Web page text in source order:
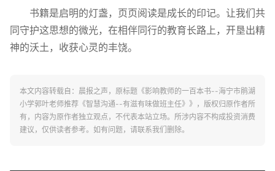
书籍是启明的灯盏，页页阅读是成长的印记。让我们共
同守护这思想的微光，在相伴同行的教育长路上，开垦出精
神的沃土，收获心灵的丰饶。
本文内容转载自：晨报之声，原标题《影响教师的一百本书--海宁市鹃湖
小学郭叶老师推荐《智慧沟通--有滋有味做班主任》》，版权归原作者所
有，内容为原作者独立观点，不代表本站立场。所涉内容不构成投资消费
建议，仅供读者参考。如有问题，请联系我们删除。